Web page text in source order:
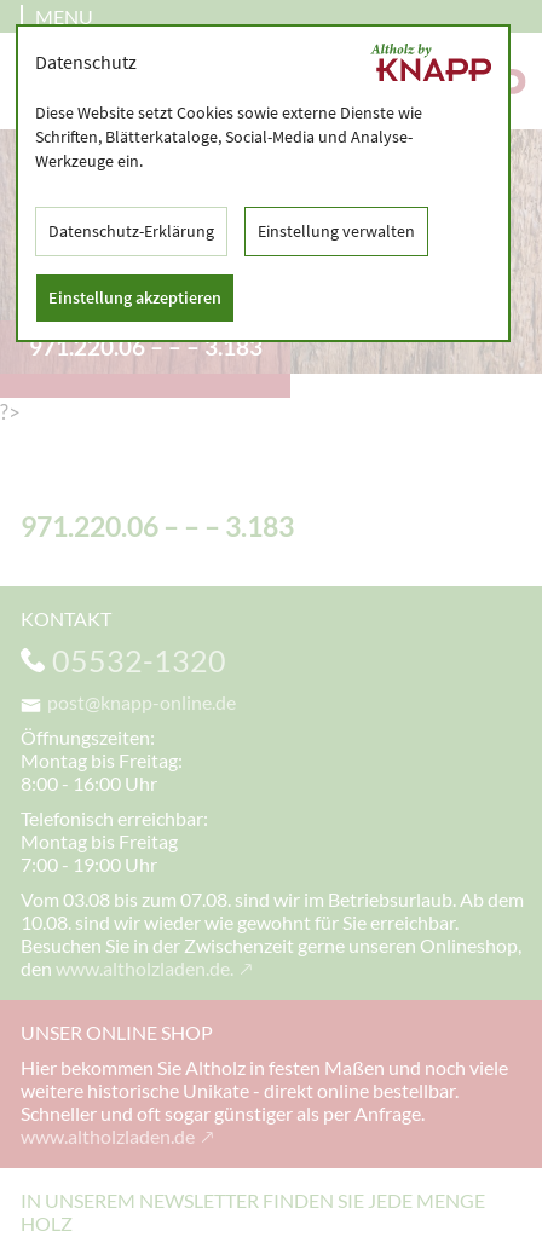
MENU
971.220.06 – – – 3.183
?>
971.220.06 – – – 3.183
KONTAKT
05532-1320
post@knapp-online.de
Öffnungszeiten:
Montag bis Freitag:
8:00 - 16:00 Uhr
Telefonisch erreichbar:
Montag bis Freitag
7:00 - 19:00 Uhr
Vom 03.08 bis zum 07.08. sind wir im Betriebsurlaub. Ab dem
10.08. sind wir wieder wie gewohnt für Sie erreichbar.
Besuchen Sie in der Zwischenzeit gerne unseren Onlineshop,
den www.altholzladen.de.
UNSER ONLINE SHOP
Hier bekommen Sie Altholz in festen Maßen und noch viele
weitere historische Unikate - direkt online bestellbar.
Schneller und oft sogar günstiger als per Anfrage.
www.altholzladen.de
IN UNSEREM NEWSLETTER FINDEN SIE JEDE MENGE
HOLZ
Datenschutz
Diese Website setzt Cookies sowie externe Dienste wie
Schriften, Blätterkataloge, Social-Media und Analyse-
Werkzeuge ein.
Datenschutz-Erklärung Einstellung verwalten
Einstellung akzeptieren